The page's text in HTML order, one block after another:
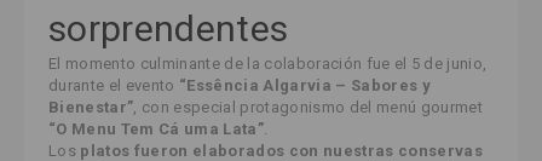
sorprendentes
El momento culminante de la colaboración fue el 5 de junio,
durante el evento “Essência Algarvia – Sabores y
Bienestar” , con especial protagonismo del menú gourmet
“O Menu Tem Cá uma Lata”.
Los platos fueron elaborados con nuestras conservas